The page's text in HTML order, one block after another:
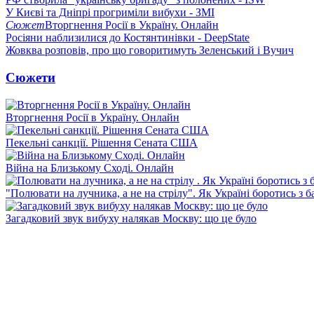
У Києві та Дніпрі прогриміли вибухи - ЗМІ
СюжетВторгнення Росії в Україну. Онлайн
Росіяни наблизилися до Костянтинівки - DeepState
Жовква розповів, про що говоритимуть Зеленський і Вучич
Сюжети
Вторгнення Росії в Україну. Онлайн
Пекельні санкції. Рішення Сената США
Війна на Близькому Сході. Онлайн
"Полювати на лучника, а не на стрілу". Як Україні боротись з
Загадковий звук вибуху налякав Москву: що це було